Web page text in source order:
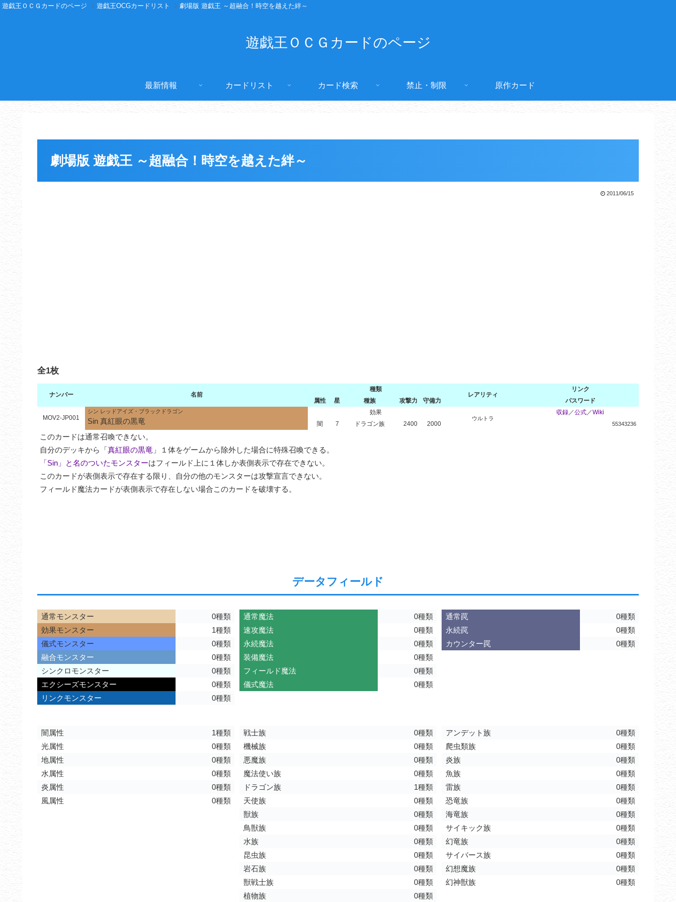
遊戯王ＯＣＧカードのページ 遊戯王OCGカードリスト 劇場版 遊戯王 ～超融合！時空を越えた絆～
遊戯王ＯＣＧカードのページ
最新情報 カードリスト カード検索 禁止・制限 原作カード
劇場版 遊戯王 ～超融合！時空を越えた絆～
2011/06/15
全1枚
ナンバー 名前
種類
レアリティ
リンク
属性
星 種族 攻撃力 守備力 パスワード
MOV2-JP001
シン レッドアイズ・ブラックドラゴン
Sin 真紅眼の黒竜
効果
ウルトラ
収録 ／公式 ／Wiki
闇
7 ドラゴン族 2400 2000 55343236
このカードは通常召喚できない。
自分のデッキから「 真紅眼の黒竜
「Sin」と名のついたモンスターはフィールド上に１体しか表側表示で存在できない。
このカードが表側表示で存在する限り、自分の他のモンスターは攻撃宣言できない。
フィールド魔法カードが表側表示で存在しない場合このカードを破壊する。
データフィールド
通常モンスター
0種類
効果モンスター
1種類
儀式モンスター
0種類
融合モンスター
0種類
シンクロモンスター
0種類
エクシーズモンスター
0種類
リンクモンスター
0種類
通常魔法
0種類
速攻魔法
0種類
永続魔法
0種類
装備魔法
0種類
フィールド魔法
0種類
儀式魔法
0種類
通常罠
0種類
永続罠
0種類
カウンター罠
0種類
闇属性
1種類
光属性
0種類
地属性
0種類
水属性
0種類
炎属性
0種類
風属性
0種類
戦士族
0種類
機械族
0種類
悪魔族
0種類
魔法使い族
0種類
ドラゴン族
1種類
天使族
0種類
獣族
0種類
鳥獣族
0種類
水族
0種類
昆虫族
0種類
岩石族
0種類
獣戦士族
0種類
植物族
0種類
アンデット族
0種類
爬虫類族
0種類
炎族
0種類
魚族
0種類
雷族
0種類
恐竜族
0種類
海竜族
0種類
サイキック族
0種類
幻竜族
0種類
サイバース族
0種類
幻想魔族
0種類
幻神獣族
0種類